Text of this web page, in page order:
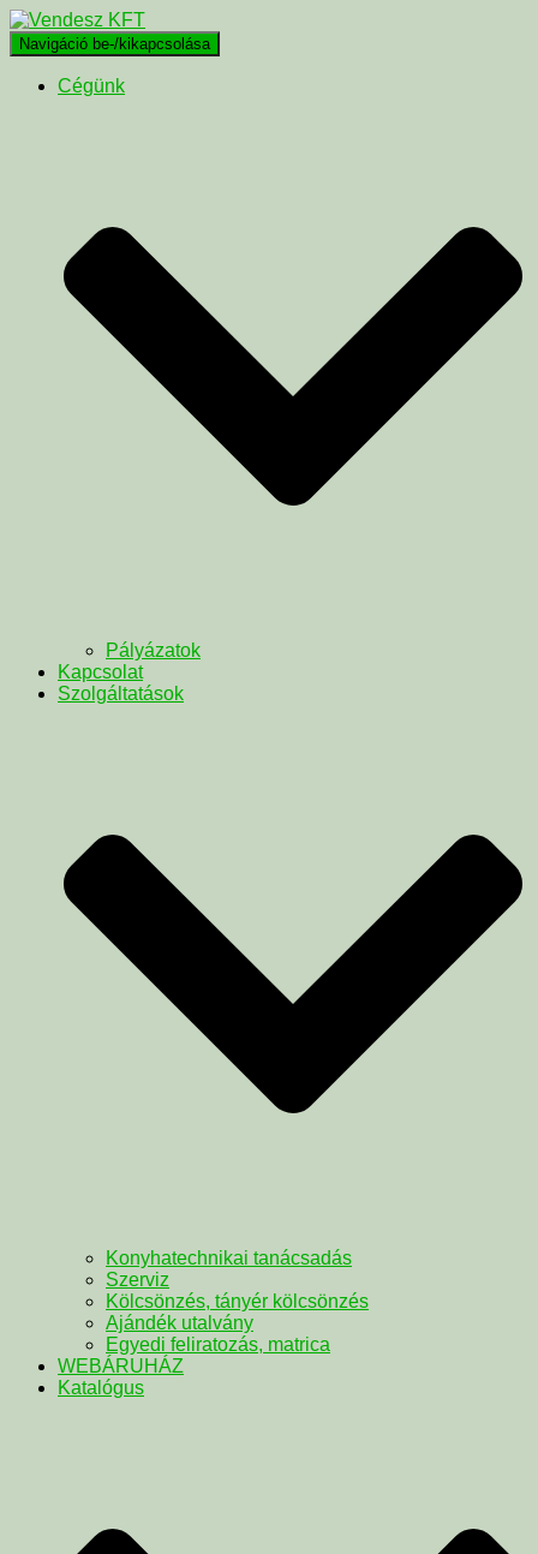
Navigáció be-/kikapcsolása
Cégünk
Pályázatok
Kapcsolat
Szolgáltatások
Konyhatechnikai tanácsadás
Szerviz
Kölcsönzés, tányér kölcsönzés
Ajándék utalvány
Egyedi feliratozás, matrica
WEBÁRUHÁZ
Katalógus